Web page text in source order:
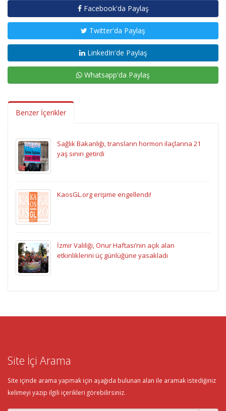
Facebook'da Paylaş
Twitter'da Paylaş
LinkedIn'de Paylaş
Whatsapp'da Paylaş
Benzer İçerikler
Sağlık Bakanlığı, transların hormon ilaçlarına 21
yaş sınırı getirdi
KaosGL.org erişime engellendi!
İzmir Valiliği, Onur Haftası’nın açık alan
etkinliklerini üç günlüğüne yasakladı
Site İçi Arama
Site içinde arama yapmak için aşağıda bulunan alan ile aramak istediğiniz
kelimeyi yazıp ilgili içerikleri görebilirsiniz.